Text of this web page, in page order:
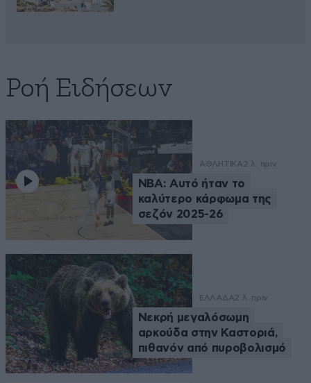
Ροή Ειδήσεων
ΑΘΛΗΤΙΚΑ2 λ. πριν
NBA: Αυτό ήταν το
καλύτερο κάρφωμα της
σεζόν 2025-26
ΕΛΛΑΔΑ2 λ. πριν
Νεκρή μεγαλόσωμη
αρκούδα στην Καστοριά,
πιθανόν από πυροβολισμό